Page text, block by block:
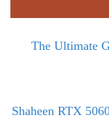
The Ultimate
Shaheen RTX